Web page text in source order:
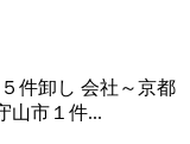
件卸し 会社～京都
山市１件...